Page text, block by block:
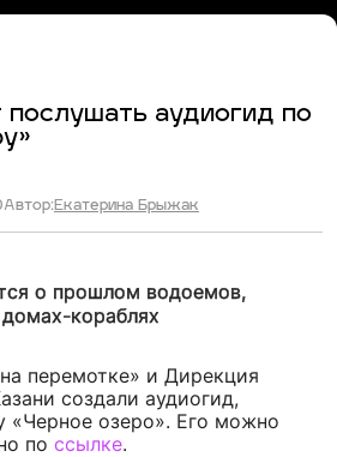
послушать аудиогид по
Автор:Екатерина Брыжак
о прошлом водоемов,
кораблях
перемотке» и Дирекция
создали аудиогид,
«Черное озеро». Его можно
по ссылке.